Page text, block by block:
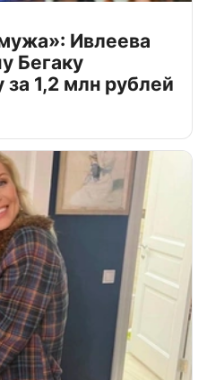
Ивлеева
Бегаку
1,2 млн рублей